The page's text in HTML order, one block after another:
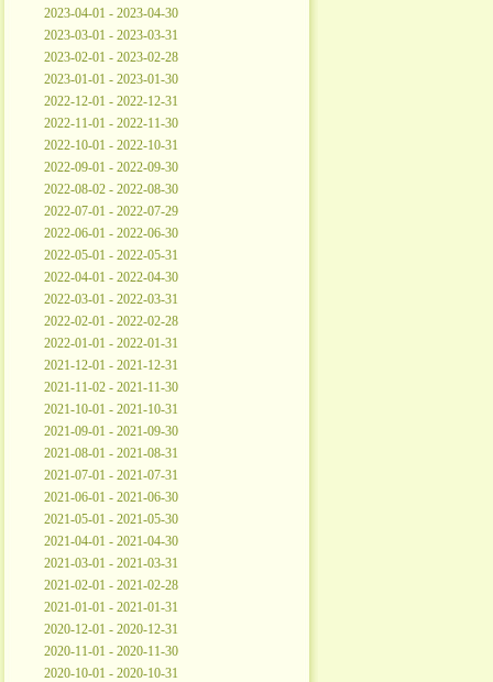
2023-04-01 - 2023-04-30
2023-03-01 - 2023-03-31
2023-02-01 - 2023-02-28
2023-01-01 - 2023-01-30
2022-12-01 - 2022-12-31
2022-11-01 - 2022-11-30
2022-10-01 - 2022-10-31
2022-09-01 - 2022-09-30
2022-08-02 - 2022-08-30
2022-07-01 - 2022-07-29
2022-06-01 - 2022-06-30
2022-05-01 - 2022-05-31
2022-04-01 - 2022-04-30
2022-03-01 - 2022-03-31
2022-02-01 - 2022-02-28
2022-01-01 - 2022-01-31
2021-12-01 - 2021-12-31
2021-11-02 - 2021-11-30
2021-10-01 - 2021-10-31
2021-09-01 - 2021-09-30
2021-08-01 - 2021-08-31
2021-07-01 - 2021-07-31
2021-06-01 - 2021-06-30
2021-05-01 - 2021-05-30
2021-04-01 - 2021-04-30
2021-03-01 - 2021-03-31
2021-02-01 - 2021-02-28
2021-01-01 - 2021-01-31
2020-12-01 - 2020-12-31
2020-11-01 - 2020-11-30
2020-10-01 - 2020-10-31